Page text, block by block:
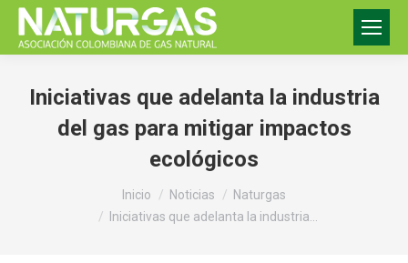
Iniciativas que adelanta la industria
del gas para mitigar impactos
ecológicos
Inicio Noticias
Naturgas
Iniciativas que adelanta la industria…